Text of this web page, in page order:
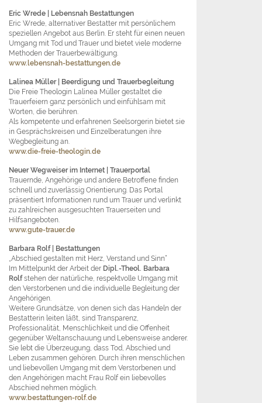
Eric Wrede | Lebensnah Bestattungen
Eric Wrede, alternativer Bestatter mit persönlichem
speziellen Angebot aus Berlin. Er steht für einen neuen
Umgang mit Tod und Trauer und bietet viele moderne
Methoden der Trauerbewältigung.
www.lebensnah-bestattungen.de
Lalinea Müller| Beerdigung und Trauerbegleitung
Die Freie Theologin Lalinea Müller gestaltet die
Trauerfeiern ganz persönlich und einfühlsam mit
Worten, die berühren.
Als kompetente und erfahrenen Seelsorgerin bietet sie
in Gesprächskreisen und Einzelberatungen ihre
Wegbegleitung an.
www.die-freie-theologin.de
Neuer Wegweiser im Internet | Trauerportal
Trauernde, Angehörige und andere Betroffene finden
schnell und zuverlässig Orientierung. Das Portal
präsentiert Informationen rund um Trauer und verlinkt
zu zahlreichen ausgesuchten Trauerseiten und
Hilfsangeboten.
www.gute-trauer.de
Barbara Rolf| Bestattungen
„Abschied gestalten mit Herz, Verstand und Sinn“
Im Mittelpunkt der Arbeit der Dipl.-Theol. Barbara
Rolfstehen der natürliche, respektvolle Umgang mit
den Verstorbenen und die individuelle Begleitung der
Angehörigen.
Weitere Grundsätze, von denen sich das Handeln der
Bestatterin leiten läßt, sind Transparenz,
Professionalität, Menschlichkeit und die Offenheit
gegenüber Weltanschauung und Lebensweise anderer.
Sie lebt die Überzeugung, dass Tod, Abschied und
Leben zusammen gehören. Durch ihren menschlichen
und liebevollen Umgang mit dem Verstorbenen und
den Angehörigen macht Frau Rolf ein liebevolles
Abschied nehmen möglich.
www.bestattungen-rolf.de